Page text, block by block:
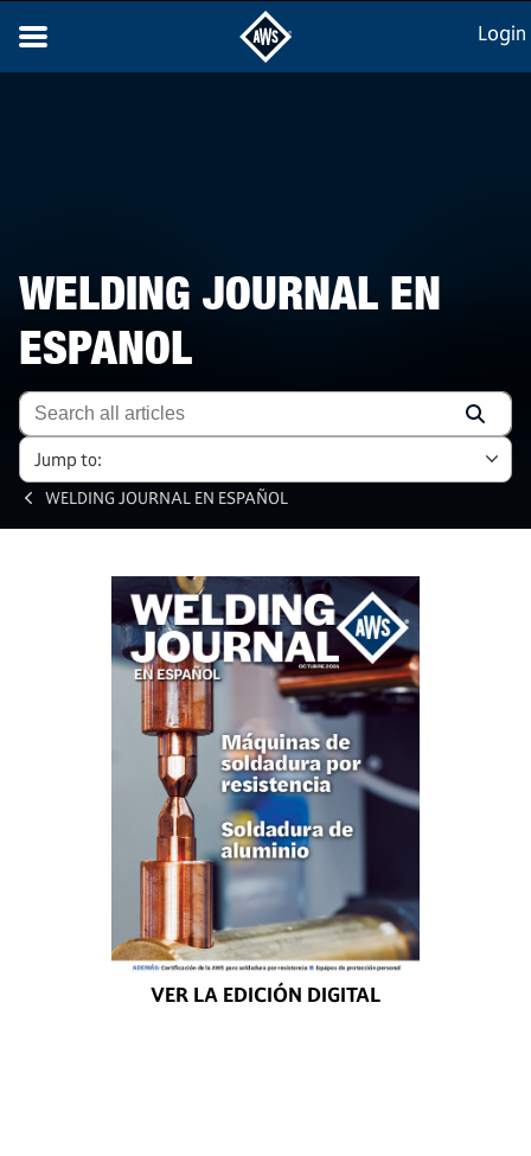
Login
WELDING JOURNAL EN
ESPANOL
Jump to:
WELDING JOURNAL EN ESPAÑOL
VER LA EDICIÓN DIGITAL